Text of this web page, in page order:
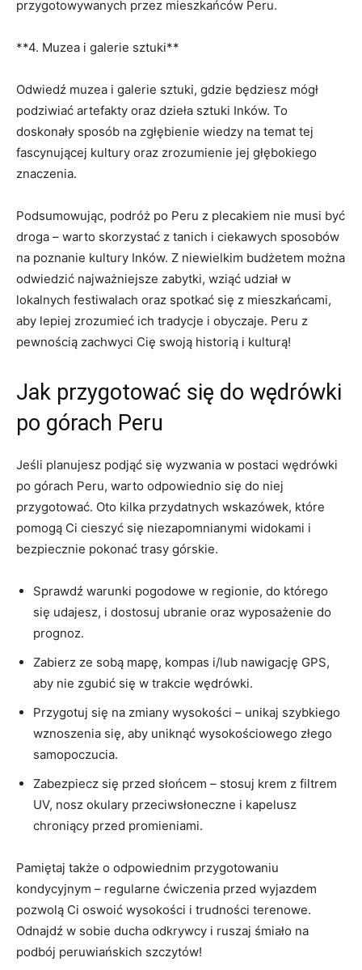
przygotowywanych przez mieszkańców Peru.
**4. Muzea i galerie sztuki**
Odwiedź muzea⁤ i galerie sztuki, gdzie będziesz mógł
podziwiać artefakty‍ oraz dzieła sztuki Inków. To
doskonały sposób⁤ na zgłębienie⁤ wiedzy na⁣ temat tej‌
fascynującej kultury oraz ‍zrozumienie jej‌ głębokiego
znaczenia.
Podsumowując, podróż po Peru z ‍plecakiem nie musi być
droga – warto skorzystać z tanich⁤ i ciekawych sposobów
na poznanie kultury Inków. Z ⁤niewielkim budżetem ⁤można
odwiedzić najważniejsze zabytki, wziąć udział w
lokalnych festiwalach oraz spotkać się z⁤ mieszkańcami,
aby lepiej zrozumieć ich tradycje i obyczaje. Peru z‌
pewnością zachwyci Cię swoją historią​ i kulturą!
Jak przygotować się do wędrówki
po ‌górach ⁤Peru
Jeśli​ planujesz ⁢podjąć się wyzwania w postaci wędrówki
po górach Peru, warto odpowiednio się do ‍niej
przygotować. Oto kilka ‌przydatnych wskazówek, które
pomogą Ci cieszyć się niezapomnianymi widokami i
bezpiecznie pokonać trasy górskie.
Sprawdź warunki pogodowe w regionie, do którego
się‌ udajesz, ​i dostosuj ubranie oraz wyposażenie ⁤do
prognoz.
Zabierz ze sobą‌ mapę, kompas i/lub nawigację GPS,
aby nie zgubić się w trakcie wędrówki.
Przygotuj się na zmiany wysokości – unikaj szybkiego
⁤wznoszenia się, aby ⁤uniknąć wysokościowego złego
samopoczucia.
Zabezpiecz się⁣ przed słońcem – stosuj krem z filtrem
UV, nosz okulary przeciwsłoneczne i ⁣kapelusz
chroniący przed promieniami.
Pamiętaj także o odpowiednim przygotowaniu
kondycyjnym – regularne ćwiczenia przed wyjazdem
pozwolą Ci oswoić wysokości i trudności terenowe.‍
Odnajdź w sobie ducha odkrywcy i⁣ ruszaj⁤ śmiało na
podbój‌ peruwiańskich szczytów!